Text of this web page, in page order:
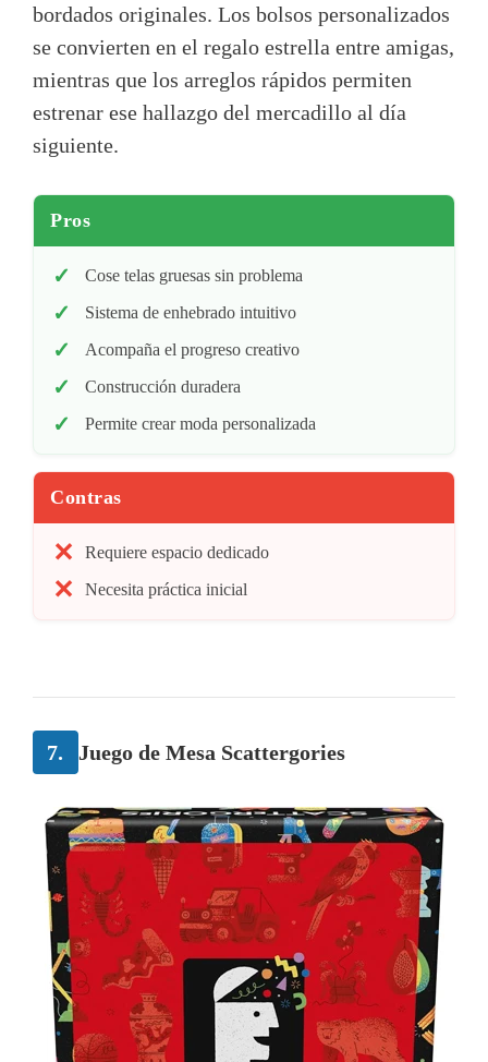
bordados originales. Los bolsos personalizados
se convierten en el regalo estrella entre amigas,
mientras que los arreglos rápidos permiten
estrenar ese hallazgo del mercadillo al día
siguiente.
Pros
Cose telas gruesas sin problema
Sistema de enhebrado intuitivo
Acompaña el progreso creativo
Construcción duradera
Permite crear moda personalizada
Contras
Requiere espacio dedicado
Necesita práctica inicial
7. Juego de Mesa Scattergories